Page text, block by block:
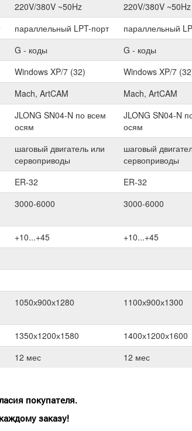
220V/380V ~50Hz 220V/380V ~50Hz
параллельный LPT-порт параллельный
G - коды G - коды
Windows XP/7 (32) Windows XP/7
Mach, ArtCAM Mach, ArtCAM
JLONG SN04-N по всем
осям
JLONG SN04-N
осям
шаговый двигатель или
сервоприводы
шаговый
сервоприводы
ER-32 ER-32
3000-6000 3000-6000
+10...+45 +10...+45
1050х900х1280 1100х900х1300
1350х1200х1580 1400х1200х1600
12 мес 12 мес
покупателя.
заказу!